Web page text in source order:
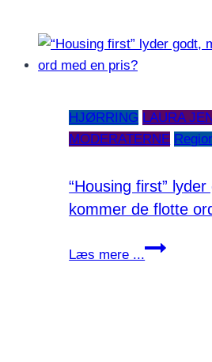
kan
bedre…
HJØRRING LAURA
MODERATERNE
“Housing first”
kommer de flotte
Læs mere ...
“Housing